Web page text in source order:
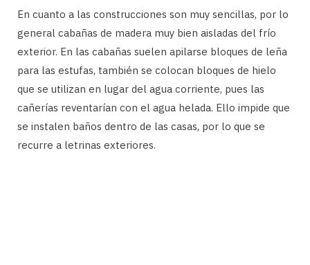
En cuanto a las construcciones son muy sencillas, por lo
general cabañas de madera muy bien aisladas del frío
exterior. En las cabañas suelen apilarse bloques de leña
para las estufas, también se colocan bloques de hielo
que se utilizan en lugar del agua corriente, pues las
cañerías reventarían con el agua helada. Ello impide que
se instalen baños dentro de las casas, por lo que se
recurre a letrinas exteriores.